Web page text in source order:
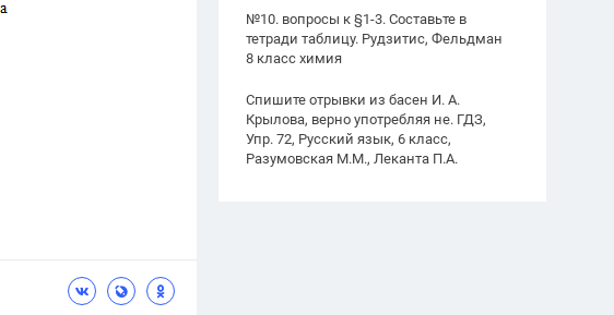
№10. вопросы к §1-3. Составьте в
тетради таблицу. Рудзитис, Фельдман
8 класс химия
Спишите отрывки из басен И. А.
Крылова, верно употребляя не. ГДЗ,
Упр. 72, Русский язык, 6 класс,
Разумовская М.М., Леканта П.А.